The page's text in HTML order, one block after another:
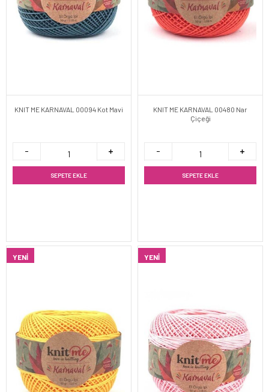
KNIT ME KARNAVAL 00094 Kot Mavi
SEPETE EKLE
KNIT ME KARNAVAL 00480 Nar
Çiçeği
SEPETE EKLE
YENI YENI